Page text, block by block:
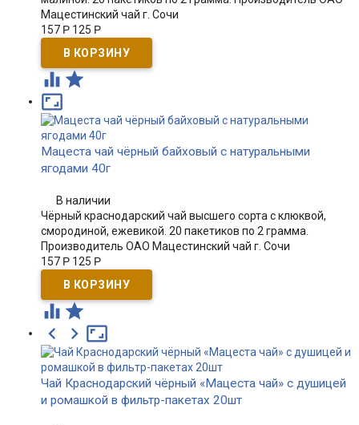
Мацестинский чай г. Сочи
157 Р 125 Р
 

Мацеста чай чёрный байховый с натуральными
ягодами 40г
В наличии
Чёрный краснодарский чай высшего сорта с клюквой,
смородиной, ежевикой. 20 пакетиков по 2 грамма.
Производитель ОАО Мацестинский чай г. Сочи
157 Р 125 Р
 

 
Чай Краснодарский чёрный «Мацеста чай» с душицей
и ромашкой в фильтр-пакетах 20шт